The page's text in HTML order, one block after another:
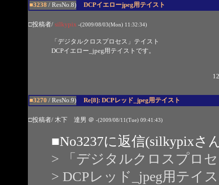
■3238 / ResNo.8) DCPイエローjpeg用テイスト
□投稿者/ silkypix -(2009/08/03(Mon) 11:32:34)
「デジタルクロスプロセス」テイスト
DCPイエロー_jpeg用テイストです。
■3270 / ResNo.9) Re[8]: DCPレッド_jpeg用テイスト
□投稿者/ 木下 達男 ＠ -(2009/08/11(Tue) 09:41:43)
■No3237に返信(silkypixさ
> 「デジタルクロスプロ
> DCPレッド_jpeg用テイ